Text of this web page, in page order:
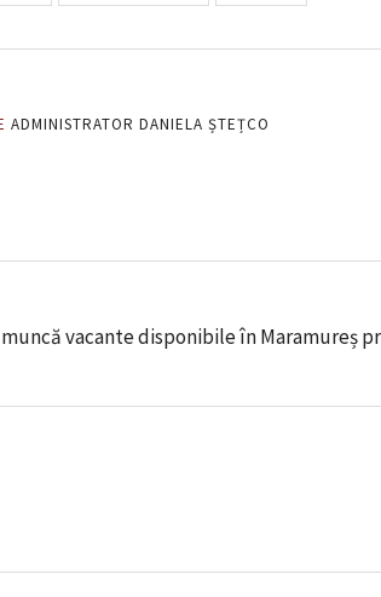
ADMINISTRATOR DANIELA ȘTEȚCO
vacante disponibile în Maramureș